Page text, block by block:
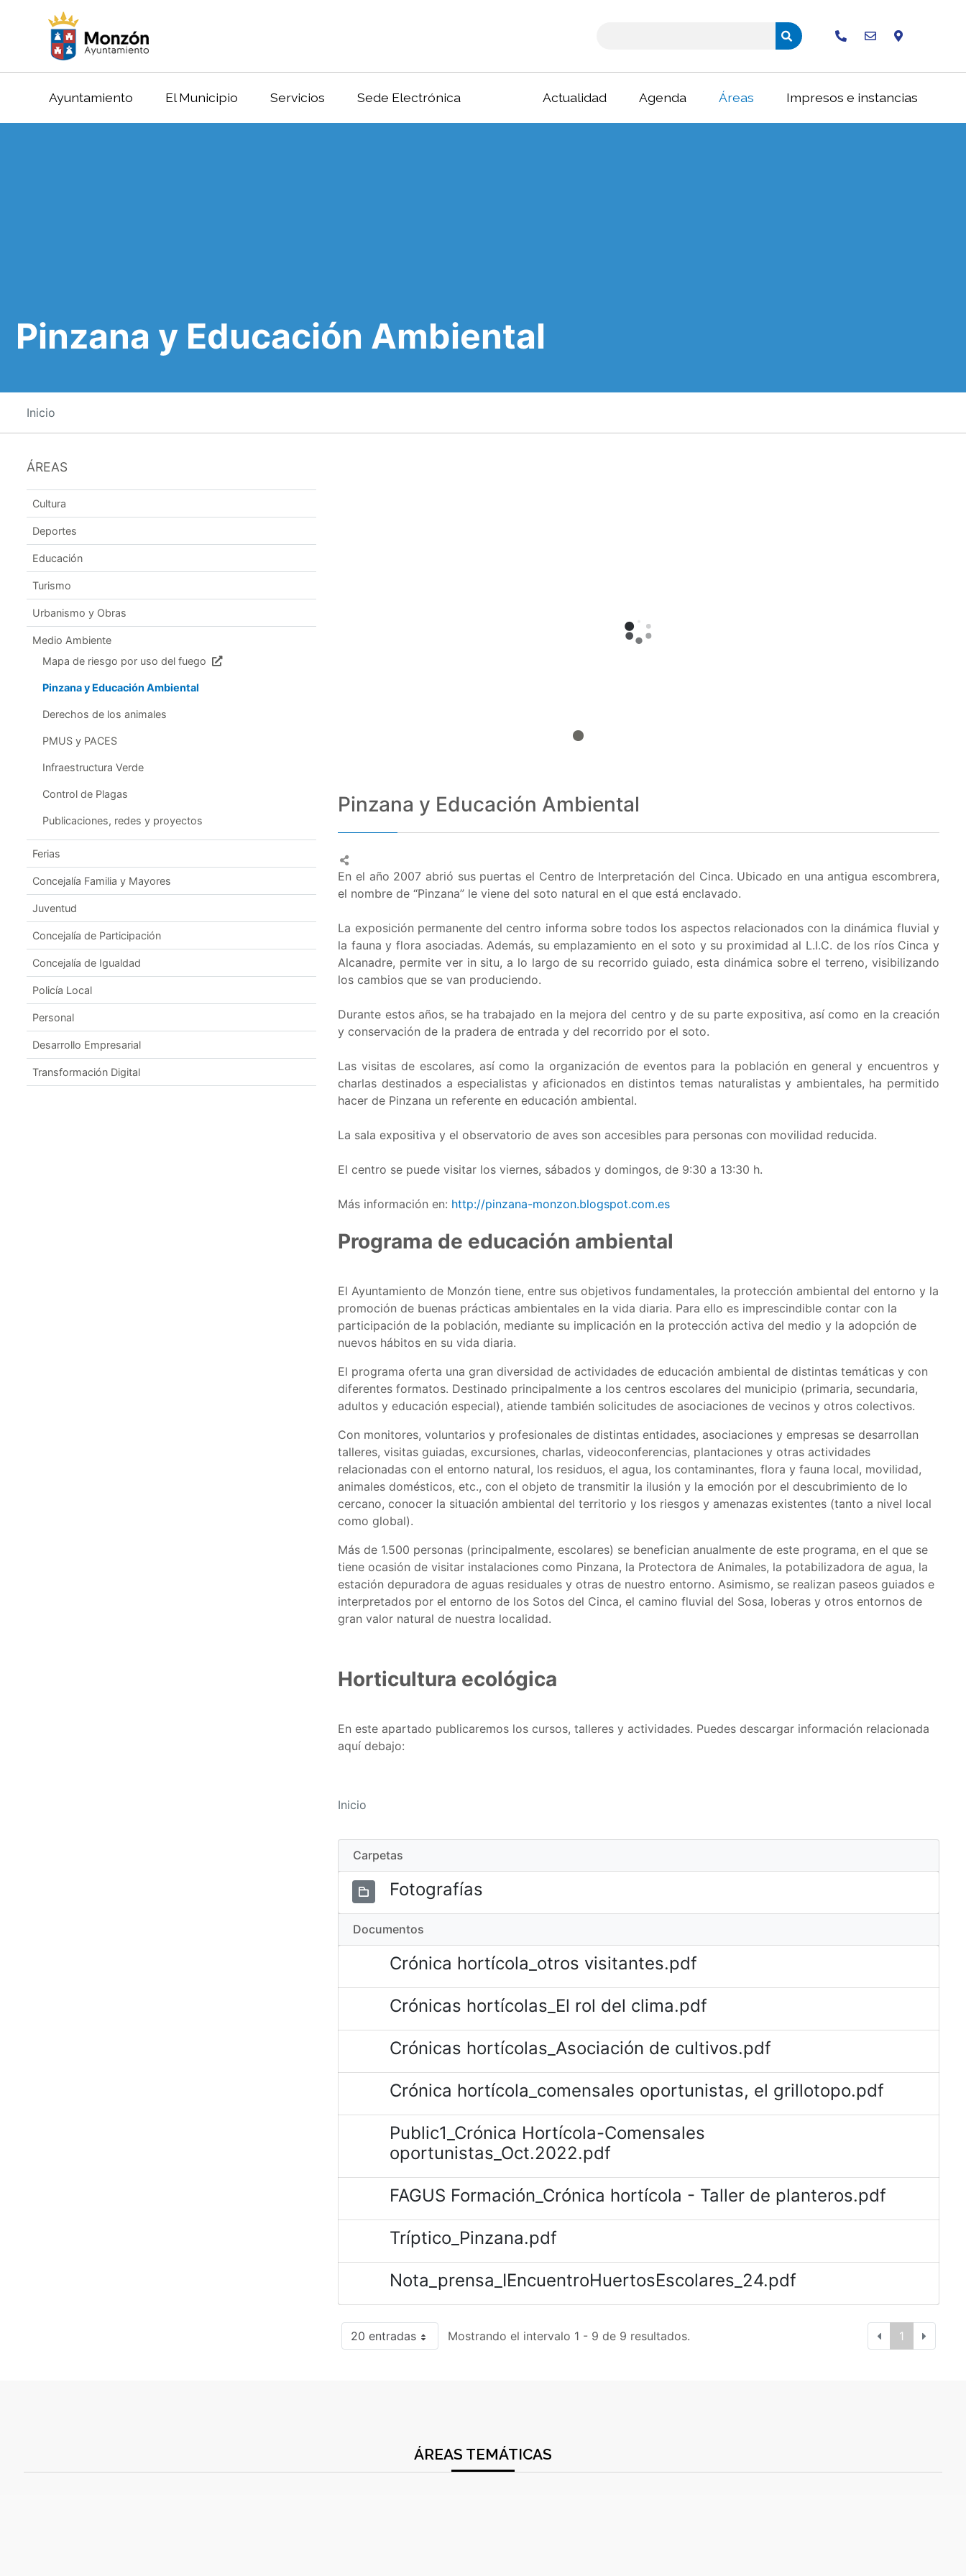
Ayuntamiento El Municipio Servicios Sede Electrónica Actualidad Agenda Áreas Impresos e instancias
Pinzana y Educación Ambiental
Inicio
ÁREAS
Cultura
Deportes
Educación
Turismo
Urbanismo y Obras
Medio Ambiente
Mapa de riesgo por uso del fuego
Pinzana y Educación Ambiental
Derechos de los animales
PMUS y PACES
Infraestructura Verde
Control de Plagas
Publicaciones, redes y proyectos
Ferias
Concejalía Familia y Mayores
Juventud
Concejalía de Participación
Concejalía de Igualdad
Policía Local
Personal
Desarrollo Empresarial
Transformación Digital
Pinzana y Educación Ambiental
En el año 2007 abrió sus puertas el Centro de Interpretación del Cinca. Ubicado en una antigua escombrera,
el nombre de “Pinzana” le viene del soto natural en el que está enclavado.
La exposición permanente del centro informa sobre todos los aspectos relacionados con la dinámica fluvial y
la fauna y flora asociadas. Además, su emplazamiento en el soto y su proximidad al L.I.C. de los ríos Cinca y
Alcanadre, permite ver in situ, a lo largo de su recorrido guiado, esta dinámica sobre el terreno, visibilizando
los cambios que se van produciendo.
Durante estos años, se ha trabajado en la mejora del centro y de su parte expositiva, así como en la creación
y conservación de la pradera de entrada y del recorrido por el soto.
Las visitas de escolares, así como la organización de eventos para la población en general y encuentros y
charlas destinados a especialistas y aficionados en distintos temas naturalistas y ambientales, ha permitido
hacer de Pinzana un referente en educación ambiental.
La sala expositiva y el observatorio de aves son accesibles para personas con movilidad reducida.
El centro se puede visitar los viernes, sábados y domingos, de 9:30 a 13:30 h.
Más información en: http://pinzana-monzon.blogspot.com.es
Programa de educación ambiental
El Ayuntamiento de Monzón tiene, entre sus objetivos fundamentales, la protección ambiental del entorno y la
promoción de buenas prácticas ambientales en la vida diaria. Para ello es imprescindible contar con la
participación de la población, mediante su implicación en la protección activa del medio y la adopción de
nuevos hábitos en su vida diaria.
El programa oferta una gran diversidad de actividades de educación ambiental de distintas temáticas y con
diferentes formatos. Destinado principalmente a los centros escolares del municipio (primaria, secundaria,
adultos y educación especial), atiende también solicitudes de asociaciones de vecinos y otros colectivos.
Con monitores, voluntarios y profesionales de distintas entidades, asociaciones y empresas se desarrollan
talleres, visitas guiadas, excursiones, charlas, videoconferencias, plantaciones y otras actividades
relacionadas con el entorno natural, los residuos, el agua, los contaminantes, flora y fauna local, movilidad,
animales domésticos, etc., con el objeto de transmitir la ilusión y la emoción por el descubrimiento de lo
cercano, conocer la situación ambiental del territorio y los riesgos y amenazas existentes (tanto a nivel local
como global).
Más de 1.500 personas (principalmente, escolares) se benefician anualmente de este programa, en el que se
tiene ocasión de visitar instalaciones como Pinzana, la Protectora de Animales, la potabilizadora de agua, la
estación depuradora de aguas residuales y otras de nuestro entorno. Asimismo, se realizan paseos guiados e
interpretados por el entorno de los Sotos del Cinca, el camino fluvial del Sosa, loberas y otros entornos de
gran valor natural de nuestra localidad.
Horticultura ecológica
En este apartado publicaremos los cursos, talleres y actividades. Puedes descargar información relacionada
aquí debajo:
Inicio
Carpetas
Fotografías
Documentos
Crónica hortícola_otros visitantes.pdf
Crónicas hortícolas_El rol del clima.pdf
Crónicas hortícolas_Asociación de cultivos.pdf
Crónica hortícola_comensales oportunistas, el grillotopo.pdf
Public1_Crónica Hortícola-Comensales
oportunistas_Oct.2022.pdf
FAGUS Formación_Crónica hortícola - Taller de planteros.pdf
Tríptico_Pinzana.pdf
Nota_prensa_IEncuentroHuertosEscolares_24.pdf
20 entradas Mostrando el intervalo 1 - 9 de 9 resultados. 1
ÁREAS TEMÁTICAS